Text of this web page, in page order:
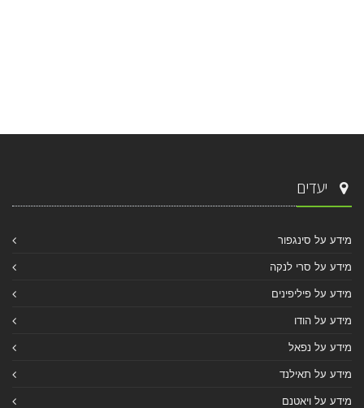
יעדים
מידע על סינגפור
מידע על סרי לנקה
מידע על פיליפינים
מידע על הודו
מידע על נפאל
מידע על תאילנד
מידע על ויאטנם